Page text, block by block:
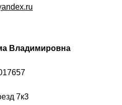
Владимировна
7к3